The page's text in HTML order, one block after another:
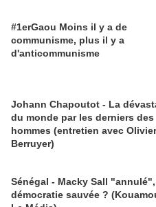
#1erGaou Moins il y a de
communisme, plus il y a
d'anticommunisme
Johann Chapoutot - La
du monde par les derniers des
hommes (entretien avec Olivier
Berruyer)
Sénégal - Macky Sall
démocratie sauvée ?